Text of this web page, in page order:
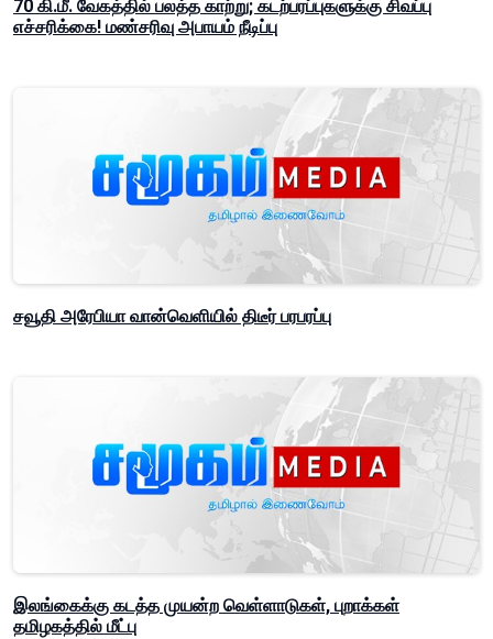
70 கி.மீ. வேகத்தில் பலத்த காற்று; கடற்பரப்புகளுக்கு சிவப்பு
எச்சரிக்கை! மண்சரிவு அபாயம் நீடிப்பு
சவூதி அரேபியா வான்வெளியில் திடீர் பரபரப்பு
இலங்கைக்கு கடத்த முயன்ற வெள்ளாடுகள், புறாக்கள்
தமிழகத்தில் மீட்பு